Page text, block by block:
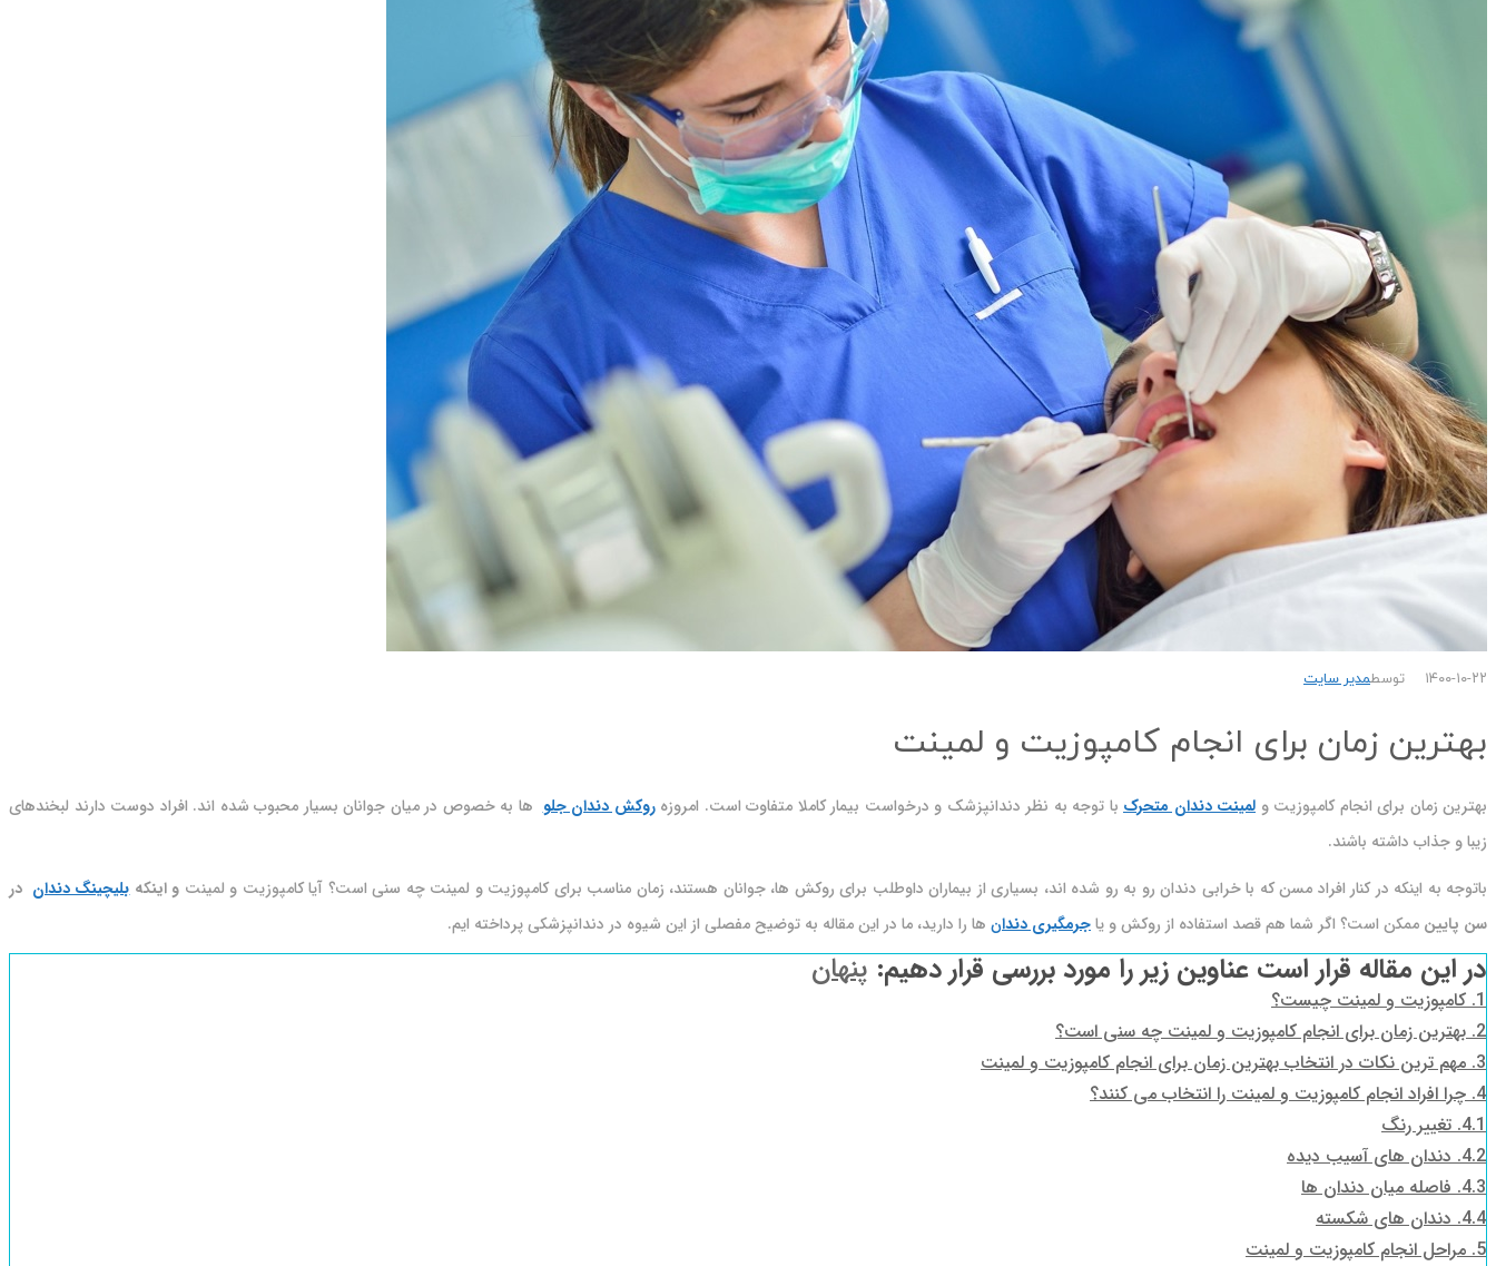
۱۴۰۰-۱۰-۲۲ توسطمدیر سایت
بهترین زمان برای انجام کامپوزیت و لمینت
بهترین زمان برای انجام کامپوزیت و لمینت دندان متحرک با توجه به نظر دندانپزشک و درخواست بیمار کاملا متفاوت است. امروزهروکش دندان جلو ها به خصوص در میان جوانان بسیار محبوب شده اند. افراد دوست دارند لبخندهای
زیبا و جذاب داشته باشند.
باتوجه به اینکه در کنار افراد مسن که با خرابی دندان رو به رو شده اند، بسیاری از بیماران داوطلب برای روکش ها، جوانان هستند، زمان مناسب برای کامپوزیت و لمینت چه سنی است؟ آیا کامپوزیت و لمینت و اینکهبلیچینگ دندان در
سن پایین ممکن است؟ اگر شما هم قصد استفاده از روکش و یاجرمگیری دندان ها را دارید، ما در این مقاله به توضیح مفصلی از این شیوه در دندانپزشکی پرداخته ایم.
در این مقاله قرار است عناوین زیر را مورد بررسی قرار دهیم: پنهان
1. کامپوزیت و لمینت چیست؟
2. بهترین زمان برای انجام کامپوزیت و لمینت چه سنی است؟
3. مهم ترین نکات در انتخاب بهترین زمان برای انجام کامپوزیت و لمینت
4. چرا افراد انجام کامپوزیت و لمینت را انتخاب می کنند؟
4.1. تغییر رنگ
4.2. دندان های آسیب دیده
4.3. فاصله میان دندان ها
4.4. دندان های شکسته
5. مراحل انجام کامپوزیت و لمینت